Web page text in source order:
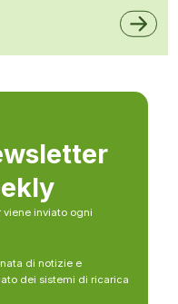
viene inviato ogni
di notizie e
dei sistemi di ricarica